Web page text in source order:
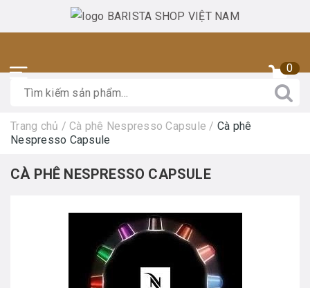
0
Trang chủ / Cà phê Nespresso Capsule / Cà phê
Nespresso Capsule
CÀ PHÊ NESPRESSO CAPSULE